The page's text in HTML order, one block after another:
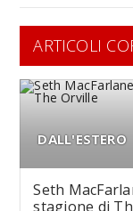
ARTICOLI
DALL'ESTERO
Seth
stagione di